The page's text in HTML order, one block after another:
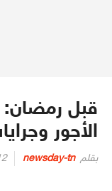
قبل
الأجور
بقلم newsday-tn
12